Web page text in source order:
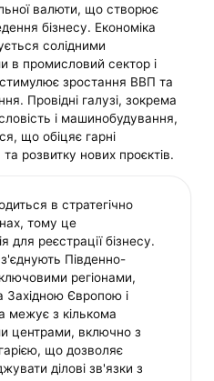
валюти, що створює
бізнесу. Економіка
солідними
в промисловий сектор і
зростання ВВП та
Провідні галузі, зокрема
і машинобудування,
що обіцяє гарні
розвитку нових проєктів.
в стратегічно
тому це
для реєстрації бізнесу.
Південно-
регіонами,
Європою і
межує з кількома
центрами, включно з
що дозволяє
ділові зв'язки з